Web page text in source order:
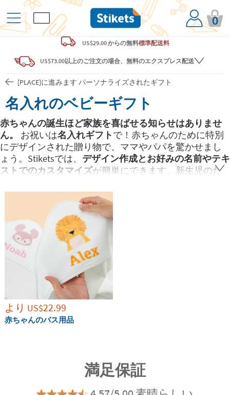
0
US$29.00 からの無料標準配送料
US$73.00以上のご注文の場合、無料のエクスプレス配送
[PLACE]に進みます パーソナライズされたギフト
名入れのベビーギフト
赤ちゃんの誕生ほど家族を喜ばせる知らせはありませ
ん。
お祝いは名入れギフトで！赤ちゃんのために特別
にデザインされた贈り物で、ママやパパを驚かせまし
ょう。Stiketsでは、 デザイン作成とお好みの名前やテキ
ストでのカスタマイズが簡単にできます。新生児のた
いなし！
より US$22.99
赤ちゃんのバス用品
満足保証